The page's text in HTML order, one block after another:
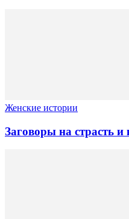
Женские истории
Заговоры на страсть